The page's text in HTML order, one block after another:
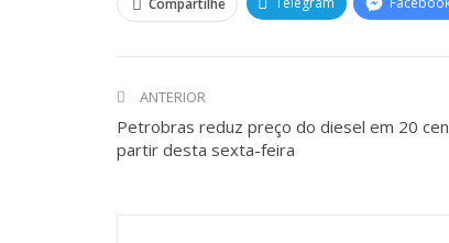
ANTERIOR
Petrobras reduz preço do diesel em 20
partir desta sexta-feira